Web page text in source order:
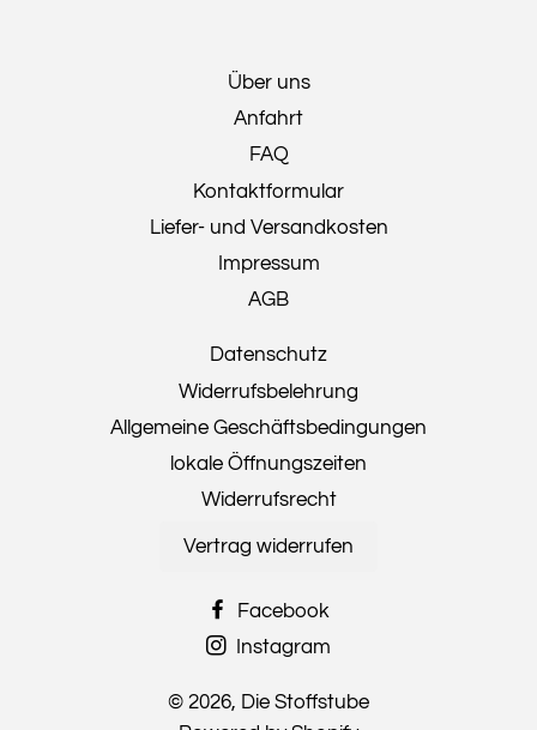
Über uns
Anfahrt
FAQ
Kontaktformular
Liefer- und Versandkosten
Impressum
AGB
Datenschutz
Widerrufsbelehrung
Allgemeine Geschäftsbedingungen
lokale Öffnungszeiten
Widerrufsrecht
Vertrag widerrufen
Facebook
Instagram
© 2026, Die Stoffstube